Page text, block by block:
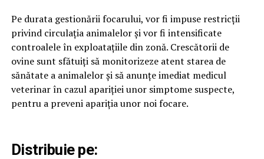
Pe durata gestionării focarului, vor fi impuse restricții
privind circulația animalelor și vor fi intensificate
controalele în exploatațiile din zonă. Crescătorii de
ovine sunt sfătuiți să monitorizeze atent starea de
sănătate a animalelor și să anunțe imediat medicul
veterinar în cazul apariției unor simptome suspecte,
pentru a preveni apariția unor noi focare.
Distribuie pe: